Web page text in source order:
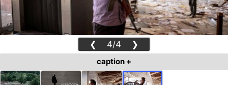
❮ 4/4 ❯
caption +